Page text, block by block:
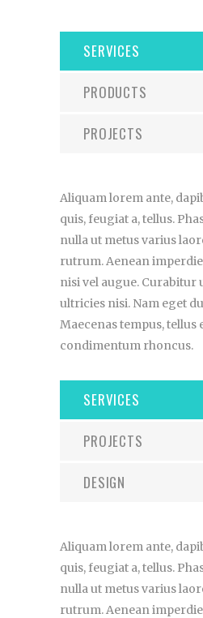
SERVICES
PRODUCTS
PROJECTS
Aliquam lorem ante,
quis, feugiat a, tellus.
nulla ut metus varius
rutrum. Aenean
nisi vel augue. Curabitur
ultricies nisi. Nam eget
Maecenas tempus, tellus
condimentum rhoncus.
SERVICES
PROJECTS
DESIGN
Aliquam lorem ante,
quis, feugiat a, tellus.
nulla ut metus varius
rutrum. Aenean